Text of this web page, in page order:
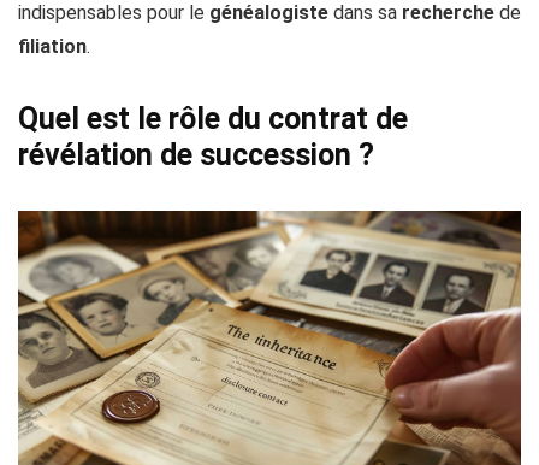
indispensables pour le généalogiste dans sa recherche de
filiation.
Quel est le rôle du contrat de
révélation de succession ?